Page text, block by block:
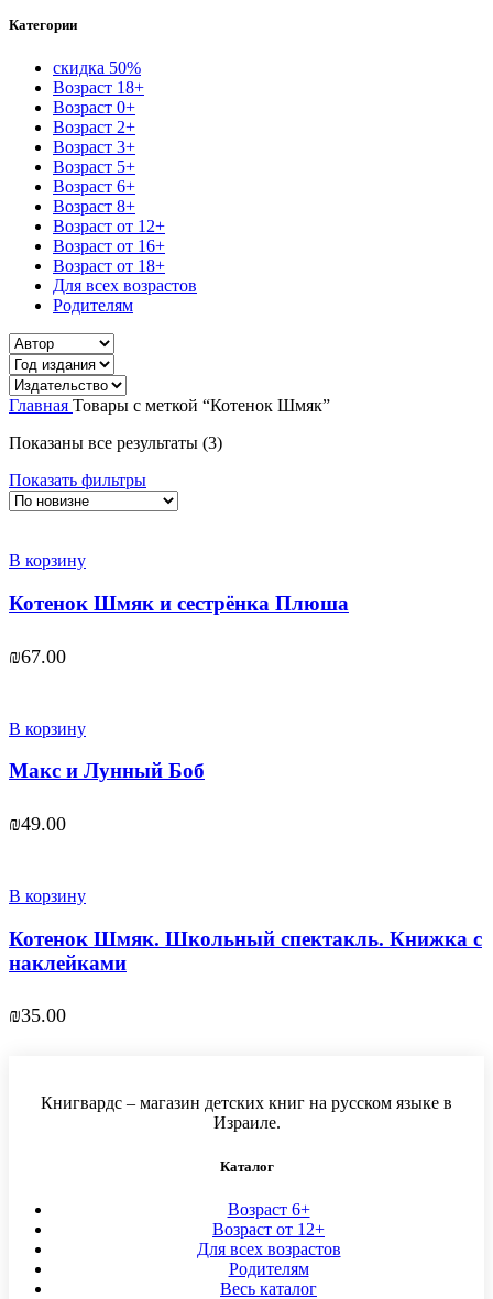
Категории
скидка 50%
Возраст 18+
Возраст 0+
Возраст 2+
Возраст 3+
Возраст 5+
Возраст 6+
Возраст 8+
Возраст от 12+
Возраст от 16+
Возраст от 18+
Для всех возрастов
Родителям
Главная Товары с меткой “Котенок Шмяк”
Показаны все результаты (3)Сортировка:
Показать фильтры
В корзину
Котенок Шмяк и сестрёнка Плюша
₪67.00
В корзину
Макс и Лунный Боб
₪49.00
В корзину
Котенок Шмяк. Школьный спектакль. Книжка с
наклейками
₪35.00
Книгвардс – магазин детских книг на русском языке в
Израиле.
Каталог
Возраст 6+
Возраст от 12+
Для всех возрастов
Родителям
Весь каталог